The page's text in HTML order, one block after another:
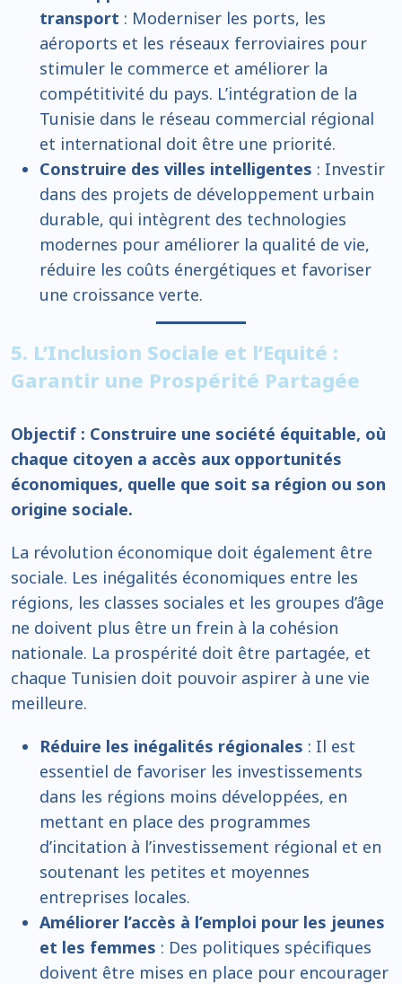
transport : Moderniser les ports, les
aéroports et les réseaux ferroviaires pour
stimuler le commerce et améliorer la
compétitivité du pays. L’intégration de la
Tunisie dans le réseau commercial régional
et international doit être une priorité.
Construire des villes intelligentes : Investir
dans des projets de développement urbain
durable, qui intègrent des technologies
modernes pour améliorer la qualité de vie,
réduire les coûts énergétiques et favoriser
une croissance verte.
5. L’Inclusion Sociale et l’Equité :
Garantir une Prospérité Partagée
Objectif : Construire une société équitable, où
chaque citoyen a accès aux opportunités
économiques, quelle que soit sa région ou son
origine sociale.
La révolution économique doit également être
sociale. Les inégalités économiques entre les
régions, les classes sociales et les groupes d’âge
ne doivent plus être un frein à la cohésion
nationale. La prospérité doit être partagée, et
chaque Tunisien doit pouvoir aspirer à une vie
meilleure.
Réduire les inégalités régionales : Il est
essentiel de favoriser les investissements
dans les régions moins développées, en
mettant en place des programmes
d’incitation à l’investissement régional et en
soutenant les petites et moyennes
entreprises locales.
Améliorer l’accès à l’emploi pour les jeunes
et les femmes : Des politiques spécifiques
doivent être mises en place pour encourager